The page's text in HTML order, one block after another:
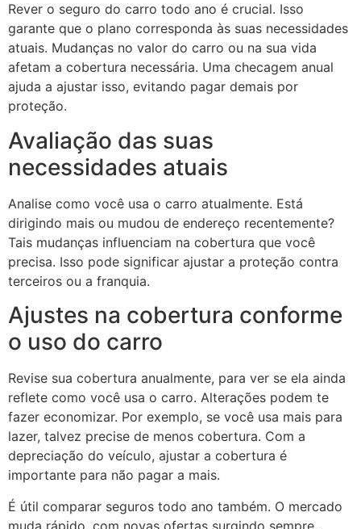
Rever o seguro do carro todo ano é crucial. Isso
garante que o plano corresponda às suas necessidades
atuais. Mudanças no valor do carro ou na sua vida
afetam a cobertura necessária. Uma checagem anual
ajuda a ajustar isso, evitando pagar demais por
proteção.
Avaliação das suas
necessidades atuais
Analise como você usa o carro atualmente. Está
dirigindo mais ou mudou de endereço recentemente?
Tais mudanças influenciam na cobertura que você
precisa. Isso pode significar ajustar a proteção contra
terceiros ou a franquia.
Ajustes na cobertura conforme
o uso do carro
Revise sua cobertura anualmente, para ver se ela ainda
reflete como você usa o carro. Alterações podem te
fazer economizar. Por exemplo, se você usa mais para
lazer, talvez precise de menos cobertura. Com a
depreciação do veículo, ajustar a cobertura é
importante para não pagar a mais.
É útil comparar seguros todo ano também. O mercado
muda rápido, com novas ofertas surgindo sempre.